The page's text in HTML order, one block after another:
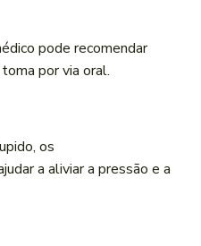
pode recomendar
por via oral.
os
a aliviar a pressão e a